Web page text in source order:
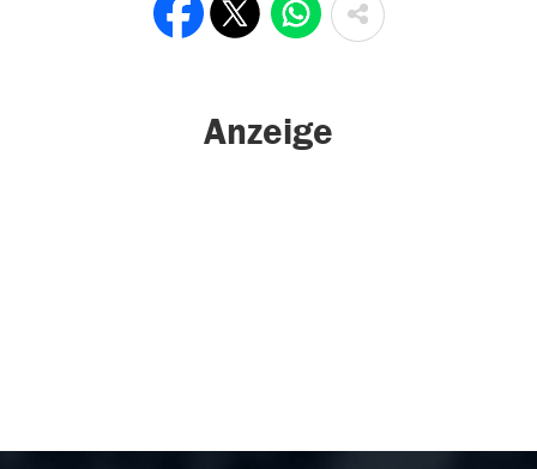
Anzeige